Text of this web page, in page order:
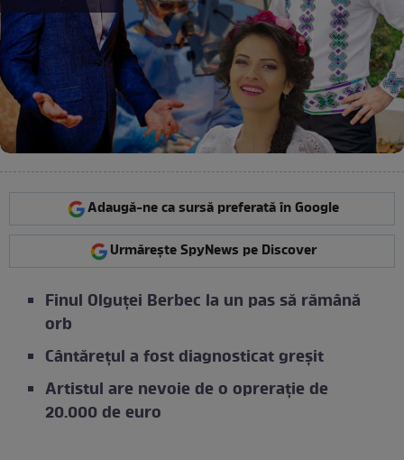
Adaugă-ne ca sursă preferată în Google
Urmărește SpyNews pe Discover
Finul Olguței Berbec la un pas să rămână
orb
Cântărețul a fost diagnosticat greșit
Artistul are nevoie de o oprerație de
20.000 de euro